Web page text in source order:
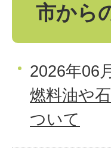
市から
2026年06
燃料油や
ついて